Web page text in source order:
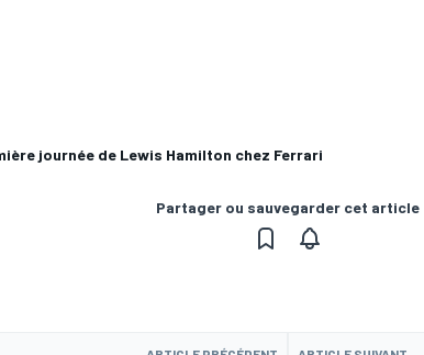
journée de Lewis Hamilton chez Ferrari
Partager ou sauvegarder cet article